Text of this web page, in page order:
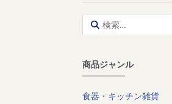
索:
商品ジャンル
食器・キッチン雑貨